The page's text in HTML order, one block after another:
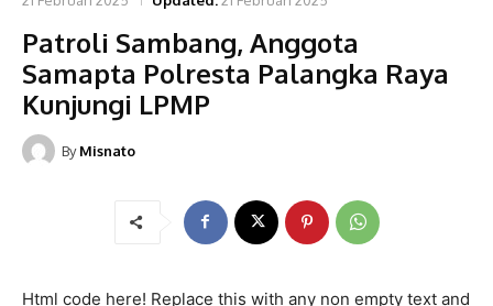
Patroli Sambang, Anggota
Samapta Polresta Palangka Raya
Kunjungi LPMP
By Misnato
Html code here! Replace this with any non empty text and